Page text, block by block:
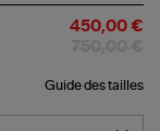
450,00 €
Guide des tailles